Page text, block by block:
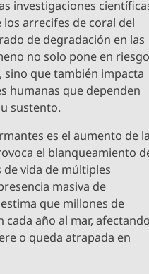
investigaciones
los arrecifes de coral del
de degradación en las
no solo pone en
sino que también impacta
humanas que dependen
sustento.
es el aumento de
el blanqueamiento
vida de múltiples
masiva de
que millones de
año al mar,
o queda atrapada en